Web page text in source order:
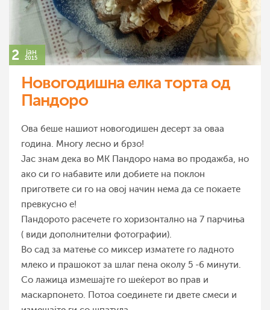
2 јан
2015
Новогодишна елка торта од
Пандоро
Ова беше нашиот новогодишен десерт за оваа
година. Многу лесно и брзо!
Јас знам дека во МК Пандоро нама во продажба, но
ако си го набавите или добиете на поклон
пригответе си го на овој начин нема да се покаете
превкусно е!
Пандорото расечете го хоризонтално на 7 парчиња
( види дополнителни фотографии).
Во сад за матење со миксер изматете го ладното
млеко и прашокот за шлаг пена околу 5 -6 минути.
Со лажица измешајте го шеќерот во прав и
маскарпонето. Потоа соединете ги двете смеси и